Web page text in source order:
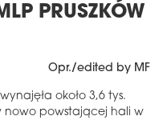
PRUSZKÓW
Opr./edited by MF
około 3,6 tys.
nowo powstającej hali w